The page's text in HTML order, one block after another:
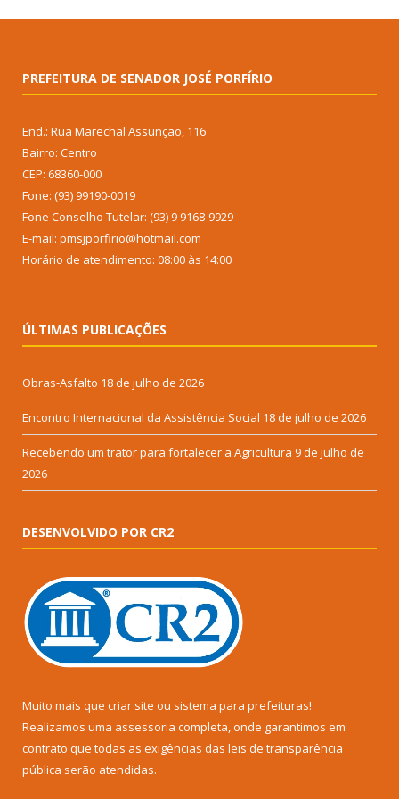
PREFEITURA DE SENADOR JOSÉ PORFÍRIO
End.: Rua Marechal Assunção, 116
Bairro: Centro
CEP: 68360-000
Fone: (93) 99190-0019
Fone Conselho Tutelar: (93) 9 9168-9929
E-mail: pmsjporfirio@hotmail.com
Horário de atendimento: 08:00 às 14:00
ÚLTIMAS PUBLICAÇÕES
Obras-Asfalto 18 de julho de 2026
Encontro Internacional da Assistência Social 18 de julho de 2026
Recebendo um trator para fortalecer a Agricultura 9 de julho de
2026
DESENVOLVIDO POR CR2
Muito mais que criar site ou sistema para prefeituras!
Realizamos uma assessoria completa, onde garantimos em
contrato que todas as exigências das leis de transparência
pública serão atendidas.